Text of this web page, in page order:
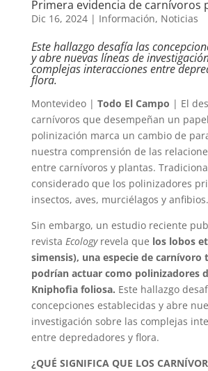
Primera evidencia de carnívoros
Dic 16, 2024| Información, Noticias
Este hallazgo desafía las
y abre nuevas líneas de
complejas interacciones entre
flora.
Montevideo | Todo El Campo | El
carnívoros que desempeñan un
polinización marca un cambio de
nuestra comprensión de las
entre carnívoros y plantas.
considerado que los polinizadores
insectos, aves, murciélagos y anfibios.
Sin embargo, un estudio reciente
revista Ecologyrevela que los lobos
simensis), una especie de carnívoro
podrían actuar como polinizadores
Kniphofia foliosa. Este hallazgo
concepciones establecidas y abre
investigación sobre las complejas
entre depredadores y flora.
¿QUÉ SIGNIFICA QUE LOS